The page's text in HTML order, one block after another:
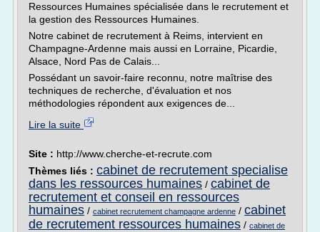
Ressources Humaines spécialisée dans le recrutement et
la gestion des Ressources Humaines.
Notre cabinet de recrutement à Reims, intervient en
Champagne-Ardenne mais aussi en Lorraine, Picardie,
Alsace, Nord Pas de Calais...
Possédant un savoir-faire reconnu, notre maîtrise des
techniques de recherche, d'évaluation et nos
méthodologies répondent aux exigences de...
Lire la suite
Site : http://www.cherche-et-recrute.com
Thèmes liés : cabinet de recrutement specialise
dans les ressources humaines / cabinet de
recrutement et conseil en ressources
humaines / cabinet recrutement champagne ardenne / cabinet
de recrutement ressources humaines / cabinet de